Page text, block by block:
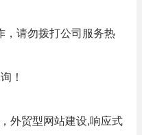
，请勿拨打公司服务热
！
外贸型网站建设,响应式